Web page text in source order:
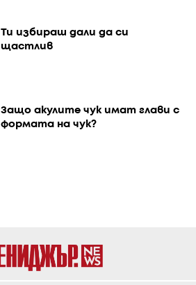
Ти избираш дали да си
щастлив
Защо акулите чук имат глави с
формата на чук?